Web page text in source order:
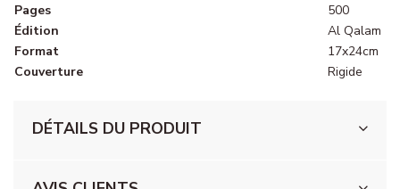
Pages
500
Édition
Al Qalam
Format
17x24cm
Couverture
Rigide
DÉTAILS DU PRODUIT